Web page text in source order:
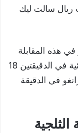
ريال سالت ليك
هذه المقابلة
بنتيجة 3-0، وسجل أندرياس غوميز ثنائية في الدقيقتين 18
في الدقيقة